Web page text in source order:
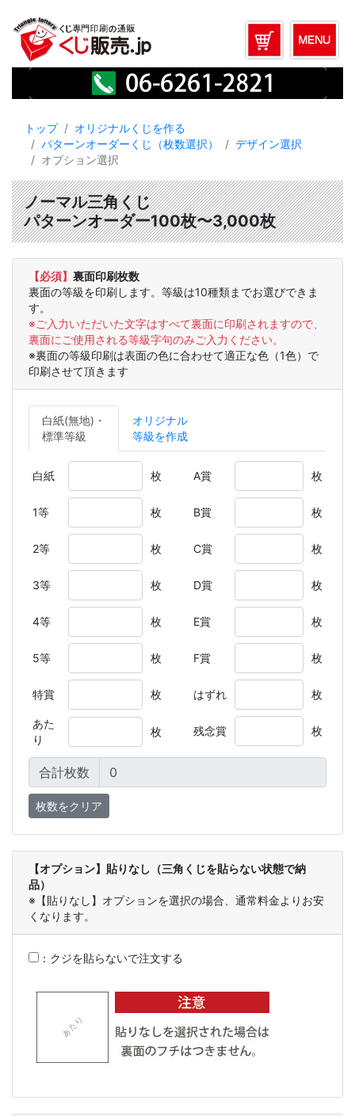
トップ
オリジナルくじを作る
パターンオーダーくじ（枚数選択）
デザイン選択
オプション選択
ノーマル三角くじ
パターンオーダー100枚〜3,000枚
【必須】 裏面印刷枚数
裏面の等級を印刷します。等級は10種類までお選びできま
す。
※ご入力いただいた文字はすべて裏面に印刷されますので、
裏面にご使用される等級字句のみご入力ください。
※裏面の等級印刷は表面の色に合わせて適正な色（1色）で
印刷させて頂きます
白紙(無地)・
標準等級
オリジナル
等級を作成
白紙 枚
1等 枚
2等 枚
3等 枚
4等 枚
5等 枚
特賞 枚
あた
り
枚
A賞 枚
B賞 枚
C賞 枚
D賞 枚
E賞 枚
F賞 枚
はずれ 枚
残念賞 枚
合計枚数
【オプション】貼りなし（三角くじを貼らない状態で納
品）
※【貼りなし】オプションを選択の場合、通常料金よりお安
くなります。
： クジを貼らないで注文する